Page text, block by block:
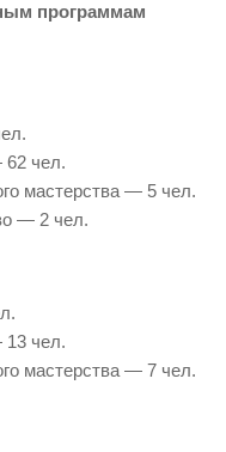
программам
62 чел.
мастерства — 5 чел.
— 2 чел.
13 чел.
мастерства — 7 чел.